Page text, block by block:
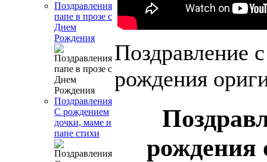
Поздравления
папе в прозе с
Днем
Рождения
Поздравления
С рождением
дочки, маме и
папе стихи
Поздравление
рождения
рождения